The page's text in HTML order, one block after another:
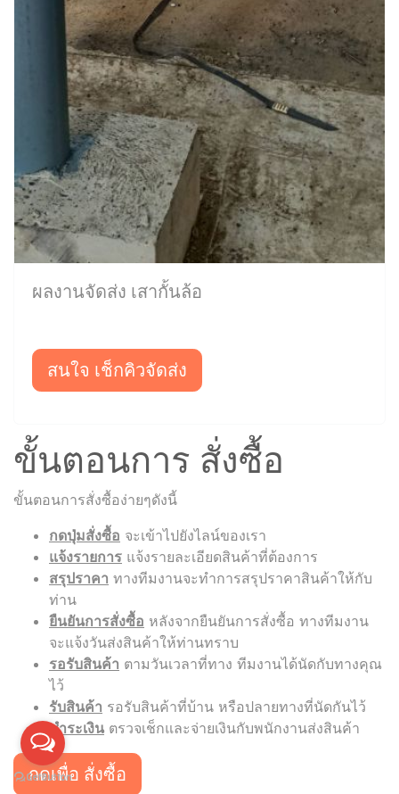
ผลงานจัดส่ง เสากั้นล้อ
สนใจ เช็กคิวจัดส่ง
ขั้นตอนการ สั่งซื้อ
ขั้นตอนการสั่งซื้อง่ายๆดังนี้
กดปุ่มสั่งซื้อ จะเข้าไปยังไลน์ของเรา
แจ้งรายการ แจ้งรายละเอียดสินค้าที่ต้องการ
สรุปราคา ทางทีมงานจะทำการสรุปราคาสินค้าให้กับ
ท่าน
ยืนยันการสั่งซื้อ หลังจากยืนยันการสั่งซื้อ ทางทีมงาน
จะแจ้งวันส่งสินค้าให้ท่านทราบ
รอรับสินค้า ตามวันเวลาที่ทาง ทีมงานได้นัดกับทางคุณ
ไว้
รับสินค้า รอรับสินค้าที่บ้าน หรือปลายทางที่นัดกันไว้
ชำระเงิน ตรวจเช็กและจ่ายเงินกับพนักงานส่งสินค้า
กดเพื่อ สั่งซื้อ